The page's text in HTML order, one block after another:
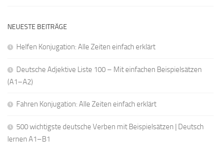
NEUESTE BEITRÄGE
Helfen Konjugation: Alle Zeiten einfach erklärt
Deutsche Adjektive Liste 100 – Mit einfachen Beispielsätzen
(A1–A2)
Fahren Konjugation: Alle Zeiten einfach erklärt
500 wichtigste deutsche Verben mit Beispielsätzen | Deutsch
lernen A1–B1